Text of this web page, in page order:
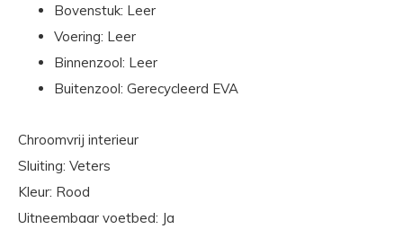
Bovenstuk: Leer
Voering: Leer
Binnenzool: Leer
Buitenzool: Gerecycleerd EVA
Chroomvrij interieur
Sluiting: Veters
Kleur: Rood
Uitneembaar voetbed: Ja